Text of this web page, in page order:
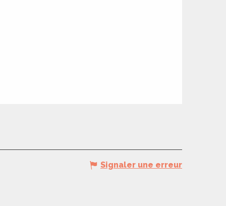
Signaler une erreur